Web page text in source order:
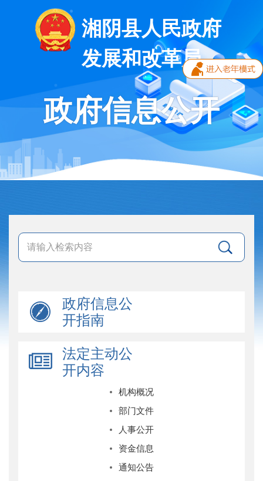
湘阴县人民政府
发展和改革局
政府信息公开
政府信息公
开指南
法定主动公
开内容
机构概况
部门文件
人事公开
资金信息
通知公告